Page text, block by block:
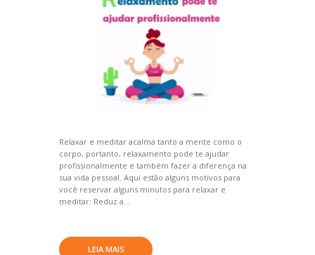
Relaxar e meditar acalma tanto a mente como o
corpo, portanto, relaxamento pode te ajudar
profissionalmente e também fazer a diferença na
sua vida pessoal. Aqui estão alguns motivos para
você reservar alguns minutos para relaxar e
meditar: Reduz a...
LEIA MAIS